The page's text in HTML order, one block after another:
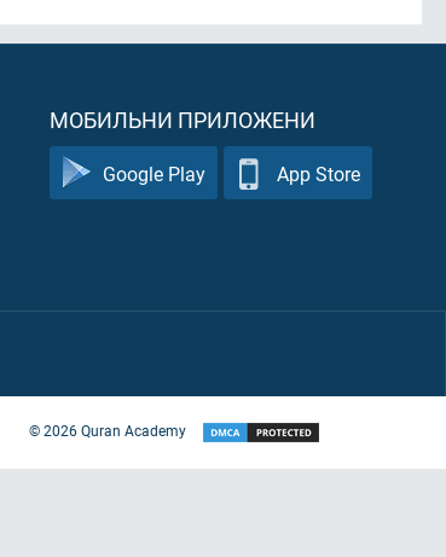
МОБИЛЬНИ ПРИЛОЖЕНИ
Google Play App Store
©2026Quran Academy